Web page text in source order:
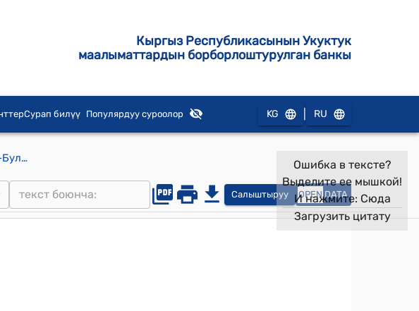
Кыргыз Республикасынын Укуктук
маалыматтардын борборлоштурулган банкы
Сурап билүү Популярдуу суроолор KG RU
Сары-Булуң айылдык кеңешинин 2022-жылдын 04-июнундагы № 17 "Сары-Булуң айыл аймагынында үй-бүлөлүк салтанаттарды жана маркумдарды эскерүү үрп-адаттарын тартипке келтирүү жөнүндө Жобону бекитүү жөнүндө" токтому
Салыштыруу OPEN DATA
Ошибка в тексте?
Выделите ее мышкой!
И нажмите: Сюда
Загрузить цитату